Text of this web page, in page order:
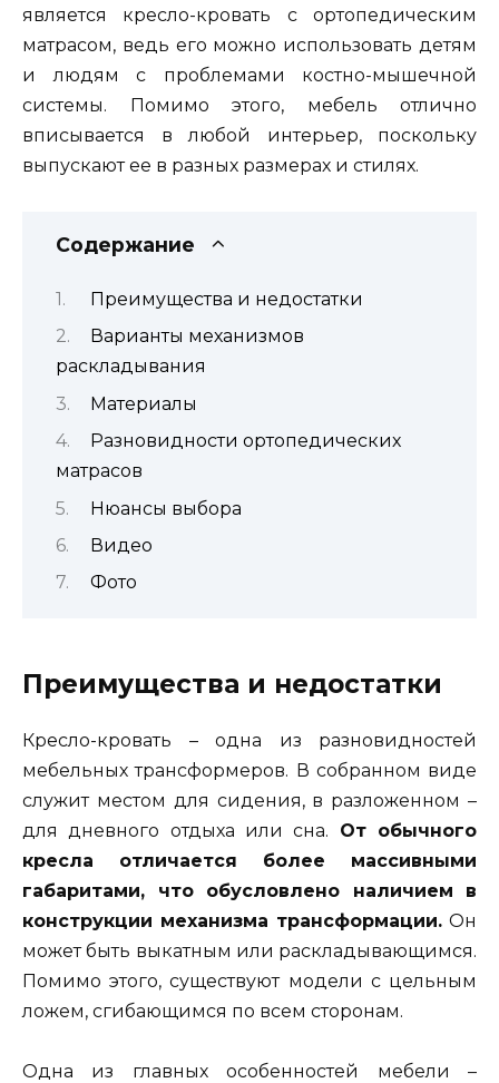
является кресло-кровать с ортопедическим
матрасом, ведь его можно использовать детям
и людям с проблемами костно-мышечной
системы. Помимо этого, мебель отлично
вписывается в любой интерьер, поскольку
выпускают ее в разных размерах и стилях.
Содержание
Преимущества и недостатки
Варианты механизмов
раскладывания
Материалы
Разновидности ортопедических
матрасов
Нюансы выбора
Видео
Фото
Преимущества и недостатки
Кресло-кровать – одна из разновидностей
мебельных трансформеров. В собранном виде
служит местом для сидения, в разложенном –
для дневного отдыха или сна. От обычного
кресла отличается более массивными
габаритами, что обусловлено наличием в
конструкции механизма трансформации. Он
может быть выкатным или раскладывающимся.
Помимо этого, существуют модели с цельным
ложем, сгибающимся по всем сторонам.
Одна из главных особенностей мебели –